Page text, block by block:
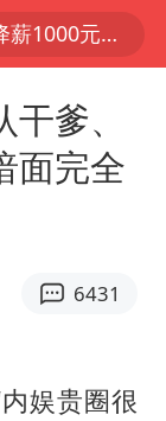
上四休三，但降薪1000元，你接受吗？
崖1死1伤
36岁男演员成景区NPC后人气爆棚
几元成本的AI广告导致千万市值蒸发
》口碑
爹、
面完全
6431
娱贵圈很